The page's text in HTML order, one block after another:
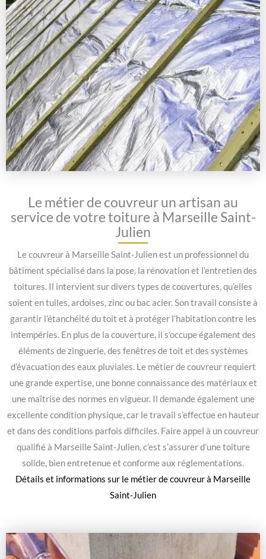
Le métier de couvreur un artisan au
service de votre toiture à Marseille Saint-
Julien
Le couvreur à Marseille Saint-Julien est un professionnel du
bâtiment spécialisé dans la pose, la rénovation et l’entretien des
toitures. Il intervient sur divers types de couvertures, qu’elles
soient en tuiles, ardoises, zinc ou bac acier. Son travail consiste à
garantir l’étanchéité du toit et à protéger l’habitation contre les
intempéries. En plus de la couverture, il s’occupe également des
éléments de zinguerie, des fenêtres de toit et des systèmes
d’évacuation des eaux pluviales. Le métier de couvreur requiert
une grande expertise, une bonne connaissance des matériaux et
une maîtrise des normes en vigueur. Il demande également une
excellente condition physique, car le travail s’effectue en hauteur
et dans des conditions parfois difficiles. Faire appel à un couvreur
qualifié à Marseille Saint-Julien, c’est s’assurer d’une toiture
solide, bien entretenue et conforme aux réglementations.
Détails et informations sur le métier de couvreur à Marseille
Saint-Julien